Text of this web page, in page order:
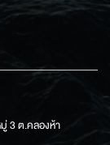
3 ต.คลองห้า